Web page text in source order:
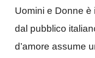
Uomini e Donne è
dal pubblico
d’amore assume